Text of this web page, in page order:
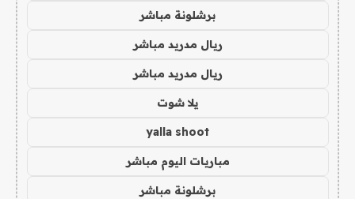
برشلونة مباشر
ريال مدريد مباشر
ريال مدريد مباشر
يلا شوت
yalla shoot
مباريات اليوم مباشر
برشلونة مباشر